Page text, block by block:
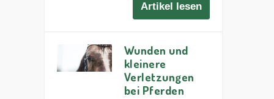
Artikel lesen
Wunden und
kleinere
Verletzungen
bei Pferden